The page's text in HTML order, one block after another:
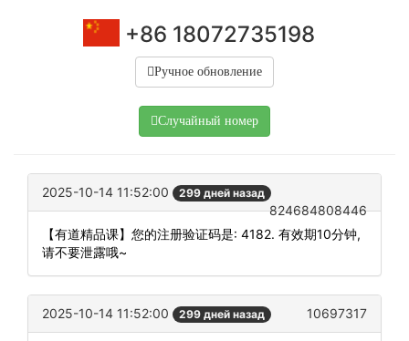
+86 18072735198
Ручное обновление
Случайный номер
2025-10-14 11:52:00 299 дней назад
824684808446
【有道精品课】您的注册验证码是: 4182. 有效期10分钟,
请不要泄露哦~
2025-10-14 11:52:00 299 дней назад 10697317